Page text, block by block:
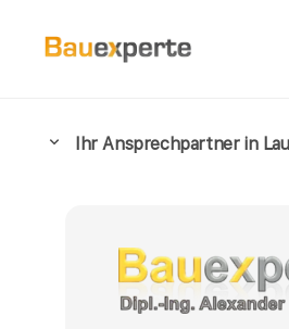
Ihr Ansprechpartner in